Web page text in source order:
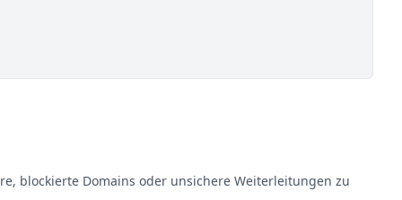
blockierte Domains oder unsichere Weiterleitungen zu